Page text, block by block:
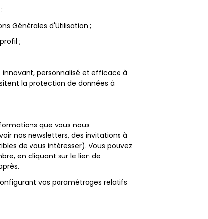
Générales d'Utilisation ;
;
innovant, personnalisé et efficace à
la protection de données à
que vous nous
nos newsletters, des invitations à
de vous intéresser). Vous pouvez
en cliquant sur le lien de
vos paramétrages relatifs